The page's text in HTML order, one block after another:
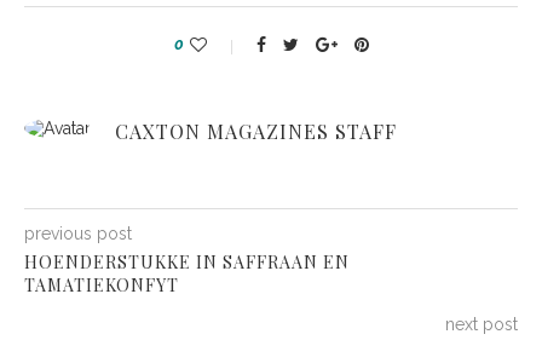
0
CAXTON MAGAZINES STAFF
previous post
HOENDERSTUKKE IN SAFFRAAN EN
TAMATIEKONFYT
next post